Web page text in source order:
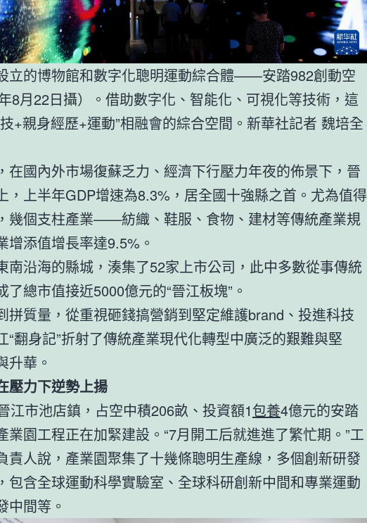
立的博物館和數字化聰明運動綜合體——安踏982創動空
8月22日攝）。借助數字化、智能化、可視化等技術，這
+親身經歷+運動”相融會的綜合空間。新華社記者 魏培全
在國內外市場復蘇乏力、經濟下行壓力年夜的佈景下，晉
，上半年GDP增速為8.3%，居全國十強縣之首。尤為值得
幾個支柱產業——紡織、鞋服、食物、建材等傳統產業規
增添值增長率達9.5%。
南沿海的縣城，湊集了52家上市公司，此中多數從事傳統
了總市值接近5000億元的“晉江板塊”。
拼質量，從重視砸錢搞營銷到堅定維護brand、投進科技
“翻身記”折射了傳統產業現代化轉型中廣泛的艱難與堅
升華。
壓力下逆勢上揚
江市池店鎮，占空中積206畝、投資額1包養4億元的安踏
業園工程正在加緊建設。“7月開工后就進進了繁忙期。”工
責人說，產業園聚集了十幾條聰明生產線，多個創新研發
包含全球運動科學實驗室、全球科研創新中間和專業運動
中間等。